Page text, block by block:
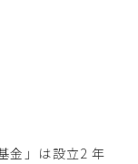
金」は設立2 年